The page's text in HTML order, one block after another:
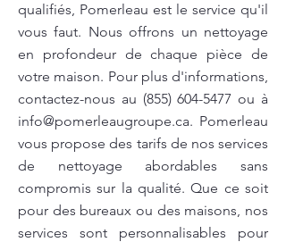
qualifiés, Pomerleau est le service qu'il
vous faut. Nous offrons un nettoyage
en profondeur de chaque pièce de
votre maison. Pour plus d'informations,
contactez-nous au (855) 604-5477 ou à
info@pomerleaugroupe.ca. Pomerleau
vous propose des tarifs de nos services
de nettoyage abordables sans
compromis sur la qualité. Que ce soit
pour des bureaux ou des maisons, nos
services sont personnalisables pour